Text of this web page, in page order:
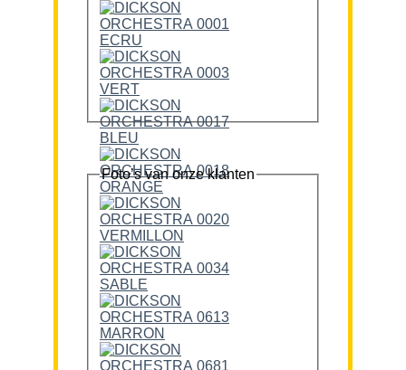
Foto’s van onze klanten